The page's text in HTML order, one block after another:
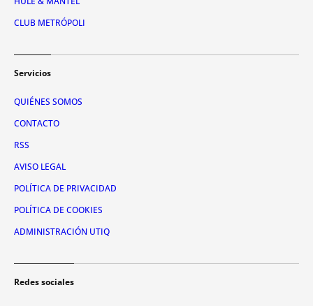
CLUB METRÓPOLI
Servicios
QUIÉNES SOMOS
CONTACTO
RSS
AVISO LEGAL
POLÍTICA DE PRIVACIDAD
POLÍTICA DE COOKIES
ADMINISTRACIÓN UTIQ
Redes sociales